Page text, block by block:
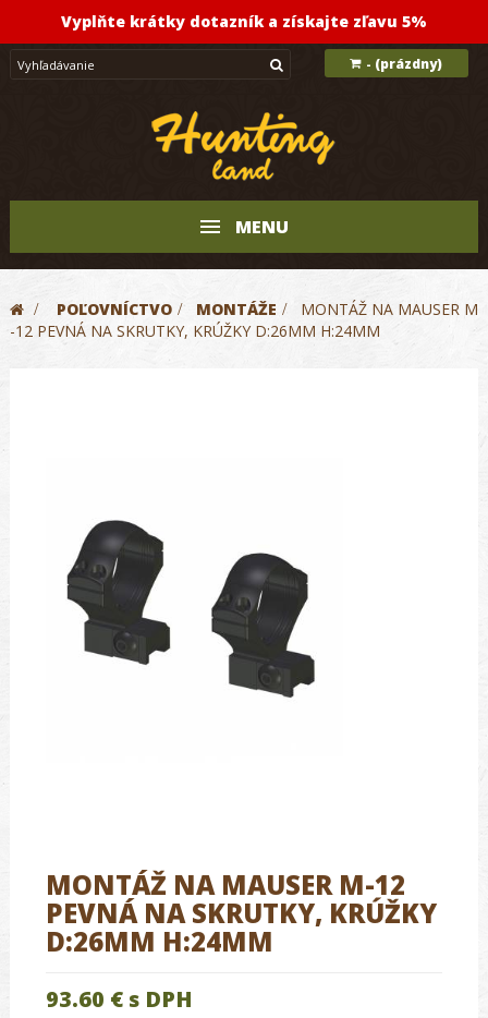
Vyplňte krátky dotazník a získajte zľavu 5%
- (prázdny)
MENU
> POĽOVNÍCTVO > MONTÁŽE >
MONTÁŽ NA MAUSER M
-12 PEVNÁ NA SKRUTKY, KRÚŽKY D:26MM H:24MM
MONTÁŽ NA MAUSER M-12
PEVNÁ NA SKRUTKY, KRÚŽKY
D:26MM H:24MM
93.60 € s DPH